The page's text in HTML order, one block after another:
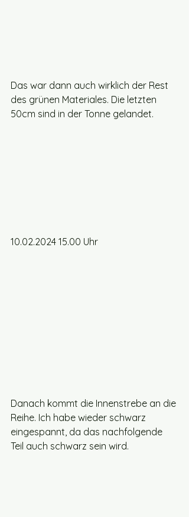
Das war dann auch wirklich der Rest
des grünen Materiales. Die letzten
50cm sind in der Tonne gelandet.
10.02.2024 15.00 Uhr
Danach kommt die Innenstrebe an die
Reihe. Ich habe wieder schwarz
eingespannt, da das nachfolgende
Teil auch schwarz sein wird.